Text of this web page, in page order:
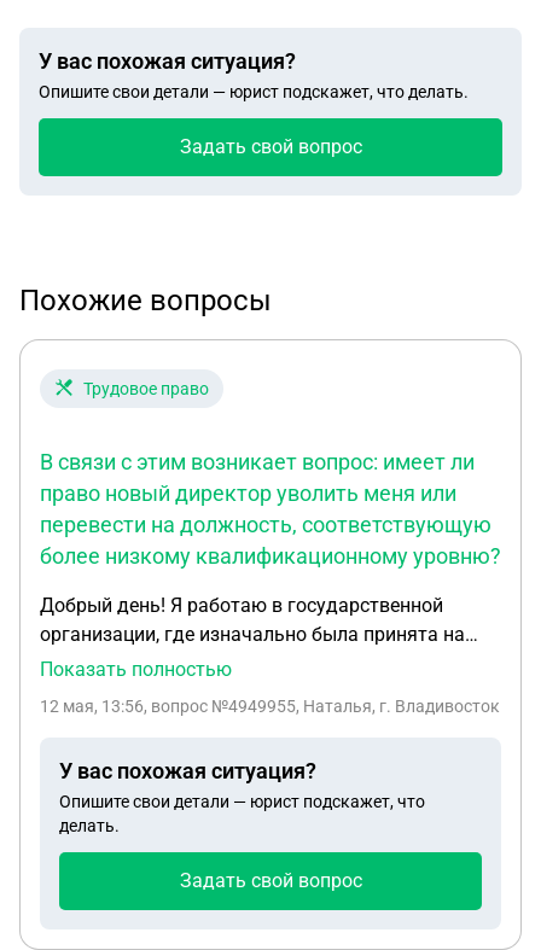
У вас похожая ситуация?
Опишите свои детали — юрист подскажет, что делать.
Задать свой вопрос
Похожие вопросы
Трудовое право
В связи с этим возникает вопрос: имеет ли
право новый директор уволить меня или
перевести на должность, соответствующую
более низкому квалификационному уровню?
Добрый день! Я работаю в государственной
организации, где изначально была принята на
должность ведущего специалиста. Спустя месяц
позицию начальника отдела государственных
мой стаж работы в сфере закупок составлял 3,5
года, и я имею пройденное обучение по
Федеральному закону № 44-ФЗ. Высшее
возникает вопрос: имеет ли право новый
Показать полностью
12 мая, 13:56, вопрос №4949955, Наталья, г. Владивосток
У вас похожая ситуация?
Опишите свои детали — юрист подскажет, что
делать.
Задать свой вопрос